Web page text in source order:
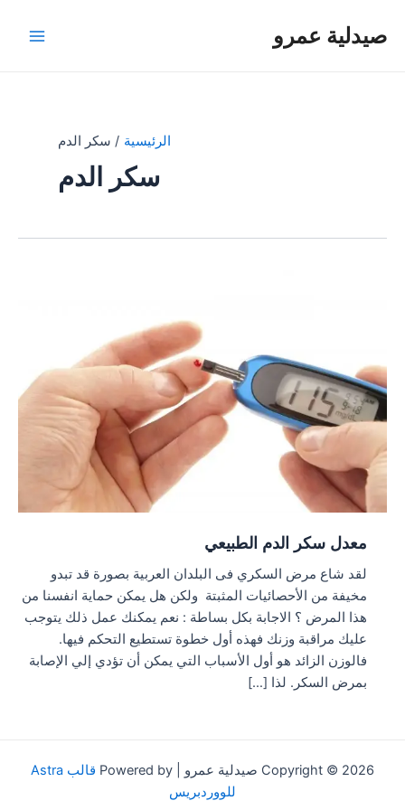
صيدلية عمرو
الرئيسية سكر الدم
سكر الدم
معدل سكر الدم الطبيعي
لقد شاع مرض السكري فى البلدان العربية بصورة قد تبدو
مخيفة من الأحصائيات المثبتة ولكن هل يمكن حماية انفسنا من
هذا المرض ؟ الاجابة بكل بساطة : نعم يمكنك عمل ذلك يتوجب
عليك مراقبة وزنك فهذه أول خطوة تستطيع التحكم فيها.
فالوزن الزائد هو أول الأسباب التي يمكن أن تؤدي إلي الإصابة
بمرض السكر. لذا […]
Copyright © 2026 صيدلية عمرو | Powered by
قالب Astra
للووردبريس